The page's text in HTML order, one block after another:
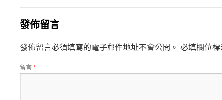
發佈留言
發佈留言必須填寫的電子郵件地址不會公開。 必填欄位
留言*